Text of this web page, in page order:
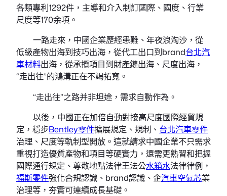
各類專利1292件，主導和介入制訂國際、國度、行業
尺度等170余項。
一路走來，中國企業歷經患難、年夜浪淘沙，從
低級產物出海到技巧出海，從代工出口到brand台北汽
車材料出海，從承攬項目到財產鏈出海、尺度出海，
“走出往”的鴻溝正在不竭拓寬。
“走出往”之路并非坦途，需求自動作為。
以後，中國正在加倍自動對接高尺度國際經貿規
定，穩步Bentley零件擴展規定、規制、 台北汽車零件
治理、尺度等軌制型開放。這就請求中國企業不只需求
重視打造優質產物和項目等硬實力，還需更熟習和把握
國際通行規定、尊敬地點法律王法公水箱水法律律例，
福斯零件強化合規認識、brand認識、企汽車空氣芯業
治理等，夯實可連續成長基礎。